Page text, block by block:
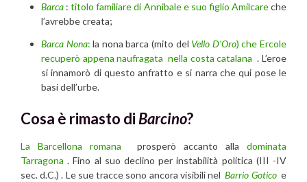
Barca :titolo familiare di Annibale e suo figlio Amilcareche
l’avrebbe creata;
Barca Nona: la nona barca (mito del Vello D’Oro) che Ercole
recuperò appena naufragata nella costa catalana . L’eroe
si innamorò di questo anfratto e si narra che qui pose le
basi dell’urbe.
Cosa è rimasto di Barcino?
La Barcellona romana prosperò accanto alladominata
Tarragona . Fino al suo declino per instabilità politica (III -IV
sec. d.C.) . Le sue tracce sono ancora visibili nelBarrio Goticoe